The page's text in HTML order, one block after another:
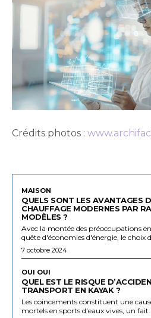
Crédits photos :
MAISON
QUELS SONT LES AVANTAGES
CHAUFFAGE MODERNES PAR
MODÈLES ?
Avec la montée des préoccupations
quête d'économies d'énergie, le choix
7 octobre 2024
OUI OUI
QUEL EST LE RISQUE
TRANSPORT EN KAYAK ?
Les coincements constituent une
mortels en sports d'eaux vives, un fait...